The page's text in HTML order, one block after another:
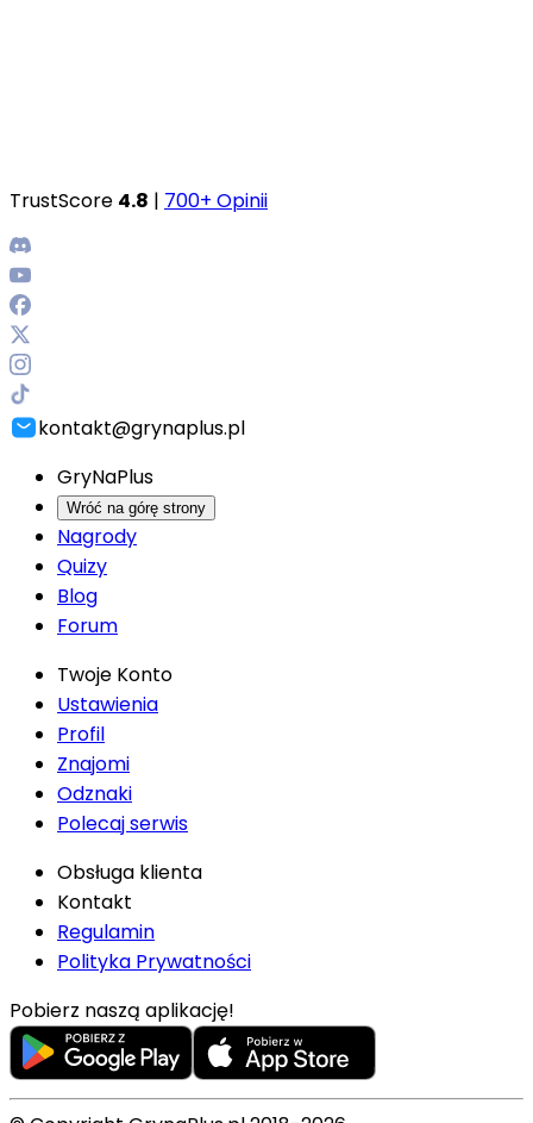
TrustScore 4.8 | 700+ Opinii
kontakt@grynaplus.pl
GryNaPlus
Wróć na górę strony
Nagrody
Quizy
Blog
Forum
Twoje Konto
Ustawienia
Profil
Znajomi
Odznaki
Polecaj serwis
Obsługa klienta
Kontakt
Regulamin
Polityka Prywatności
Pobierz naszą aplikację!